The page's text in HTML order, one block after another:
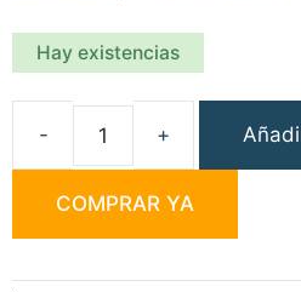
Hay existencias
Baits
Flavour
COMPRAR YA